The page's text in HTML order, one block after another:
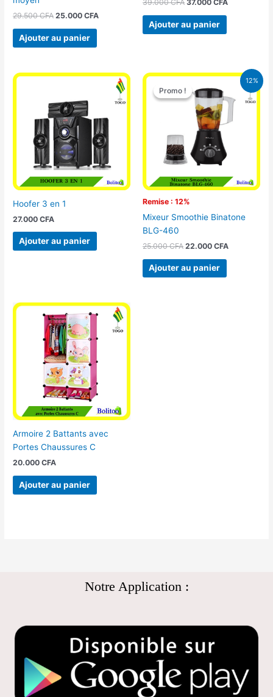
29.500CFA 25.000CFA
Ajouter au panier
39.000CFA 37.000 CFA
Ajouter au panier
Hoofer 3 en 1
27.000CFA
Ajouter au panier
12%
Promo !
Remise : 12%
Promo !
Mixeur Smoothie Binatone
BLG-460
25.000CFA
Le
prix
initial
était :
25.000 CFA.
22.000 CFA
Le
prix
actuel
est :
Ajouter au panier
Armoire 2 Battants avec
Portes Chaussures C
20.000CFA
Ajouter au panier
Notre Application :